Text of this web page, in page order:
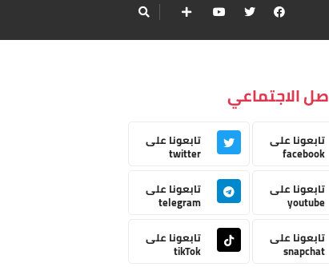
الاجتماعي
تابعونا على
facebook
تابعونا على
twitter
تابعونا على
youtube
تابعونا على
telegram
تابعونا على
snapchat
تابعونا على
tikTok